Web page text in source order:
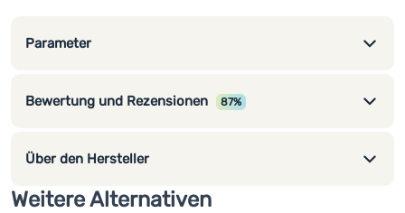
ergonomische Griffform
Messer Victorinox enthält:
großes Klappmesser mit Öse zum Öffnen
Schlüsselanhänger aus Edelstahl
Zahnstocher
Parameter
Bewertung und Rezensionen 87%
Über den Hersteller
Weitere Alternativen